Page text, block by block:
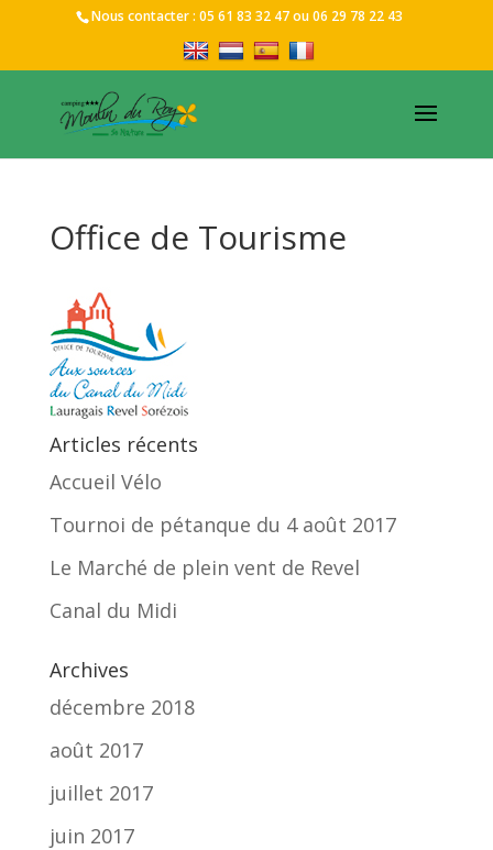
Nous contacter : 05 61 83 32 47ou06 29 78 22 43
Office de Tourisme
Articles récents
Accueil Vélo
Tournoi de pétanque du 4 août 2017
Le Marché de plein vent de Revel
Canal du Midi
Archives
décembre 2018
août 2017
juillet 2017
juin 2017